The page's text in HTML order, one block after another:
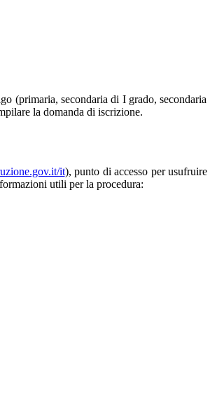
(primaria, secondaria di I grado,
la domanda di iscrizione.
it), punto di accesso per
utili per la procedura: